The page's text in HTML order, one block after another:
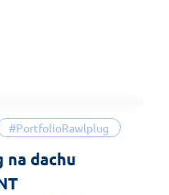
#PortfolioRawlplug
na dachu